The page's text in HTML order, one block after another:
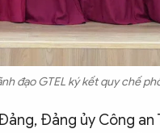
đạo GTEL ký kết quy chế
Đảng ủy Công an